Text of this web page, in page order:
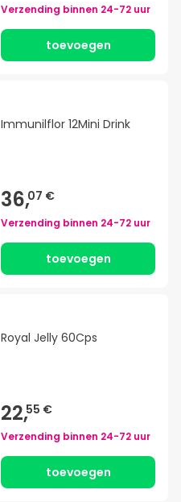
Verzending binnen 24-72 uur
toevoegen
Immunilflor 12Mini Drink
36,07 €
Verzending binnen 24-72 uur
toevoegen
Royal Jelly 60Cps
22,55 €
Verzending binnen 24-72 uur
toevoegen